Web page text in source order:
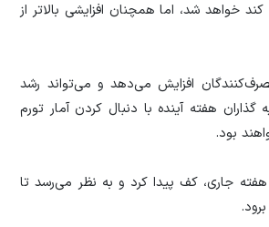
شد، اما همچنان افزایشی بالاتر از
افزایش می‌دهد و می‌تواند رشد
هفته آینده با دنبال کردن آمار تورم
بود.
هفته جاری، کف پیدا کرد و به نظر می‌رسد تا